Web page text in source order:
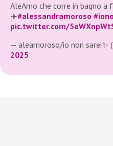
AleAmo che corre in bagno
✈️#alessandramoroso
pic.twitter.com/
— aleamoroso/io non sarei✨
2025